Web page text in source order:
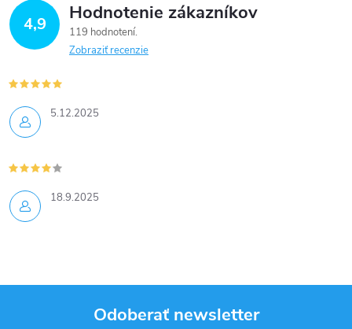
v
k
y
v
p
i
u
4,9 Hodnotenie zákazníkov
119 hodnotení
Zobraziť recenzie
5.12.2025
18.9.2025
Odoberať newsletter